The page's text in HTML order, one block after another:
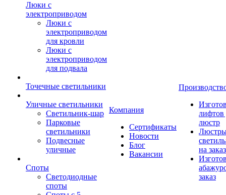
Люки с
электроприводом
Люки с
электроприводом
для кровли
Люки с
электроприводом
для подвала
Точечные светильники
Уличные светильники
Светильник-шар
Парковые
светильники
Подвесные
уличные
Споты
Светодиодные
споты
Компания
Сертификаты
Новости
Блог
Вакансии
лифтов
люстр
на заказ
заказ